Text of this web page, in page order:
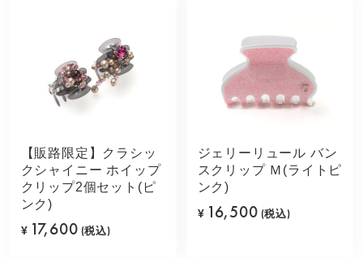
【販路限定】クラシッ
クシャイニー ホイップ
クリップ2個セット(ピ
ンク)
¥ 17,600 (税込)
ジェリーリュール バン
スクリップ Ｍ(ライトピ
ンク)
¥ 16,500 (税込)